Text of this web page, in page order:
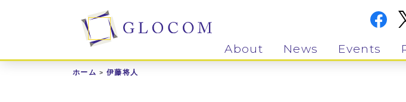
About News Events
ホーム 伊藤将人